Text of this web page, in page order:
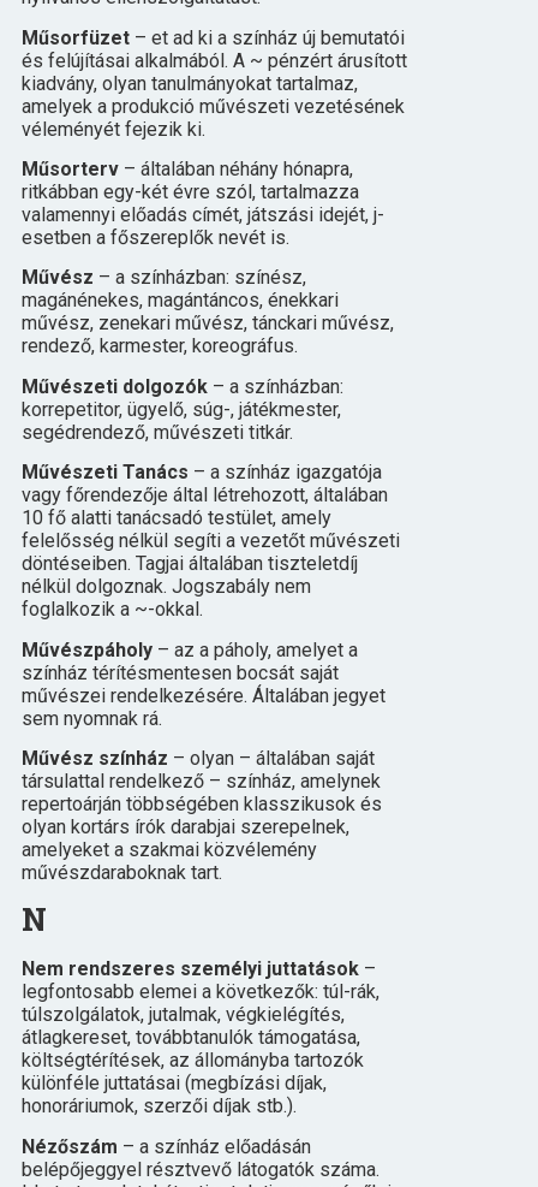
Műsorfüzet – et ad ki a színház új bemutatói
és felújításai alkalmából. A ~ pénzért árusított
kiadvány, olyan tanulmányokat tartalmaz,
amelyek a produkció művészeti vezetésének
véleményét fejezik ki.
Műsorterv – általában néhány hónapra,
ritkábban egy-két évre szól, tartalmazza
valamennyi előadás címét, játszási idejét, j-
esetben a főszereplők nevét is.
Művész – a színházban: színész,
magánénekes, magántáncos, énekkari
művész, zenekari művész, tánckari művész,
rendező, karmester, koreográfus.
Művészeti dolgozók – a színházban:
korrepetitor, ügyelő, súg-, játékmester,
segédrendező, művészeti titkár.
Művészeti Tanács – a színház igazgatója
vagy főrendezője által létrehozott, általában
10 fő alatti tanácsadó testület, amely
felelősség nélkül segíti a vezetőt művészeti
döntéseiben. Tagjai általában tiszteletdíj
nélkül dolgoznak. Jogszabály nem
foglalkozik a ~-okkal.
Művészpáholy – az a páholy, amelyet a
színház térítésmentesen bocsát saját
művészei rendelkezésére. Általában jegyet
sem nyomnak rá.
Művész színház – olyan – általában saját
társulattal rendelkező – színház, amelynek
repertoárján többségében klasszikusok és
olyan kortárs írók darabjai szerepelnek,
amelyeket a szakmai közvélemény
művészdaraboknak tart.
N
Nem rendszeres személyi juttatások–
legfontosabb elemei a következők: túl-rák,
túlszolgálatok, jutalmak, végkielégítés,
átlagkereset, továbbtanulók támogatása,
költségtérítések, az állományba tartozók
különféle juttatásai (megbízási díjak,
honoráriumok, szerzői díjak stb.).
Nézőszám – a színház előadásán
belépőjeggyel résztvevő látogatók száma.